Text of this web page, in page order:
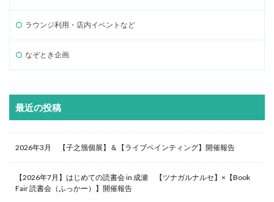
ラウンジ利用・店内イベントなど
なぞとき企画
最近の投稿
2026年3月 【子之籏個展】＆【ライブペインティング】開催報告
【2026年7月】はじめての読書会 in 成瀬 【ツナガルナルセ】×【Book
Fair 読書会（ふっかー）】開催報告